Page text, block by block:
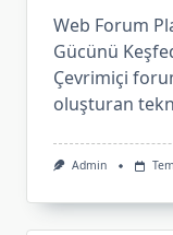
Web Forum
Gücünü
Çevrimiçi
oluşturan
Admin